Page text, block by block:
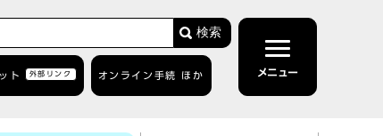
検索
ト 外部リンク オンライン手続 ほか メニュー